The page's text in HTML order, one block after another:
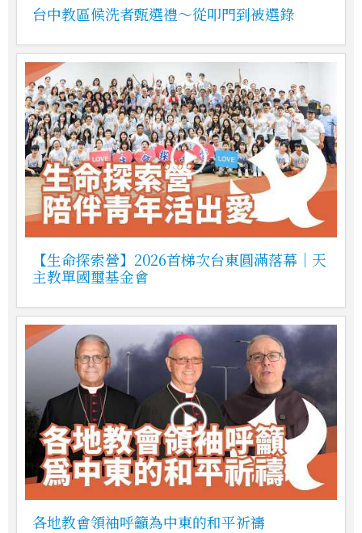
台中教區候洗者甄選禮～從叩門到被選錄
【生命探索營】2026首梯次台東圓滿落幕｜天
主教單國璽基金會
各地教會領袖呼籲為中東的和平祈禱